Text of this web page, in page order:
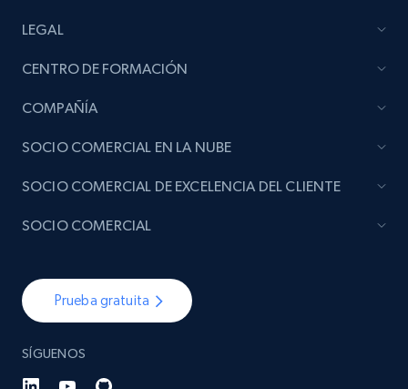
LEGAL
CENTRO DE FORMACIÓN
COMPAÑÍA
Prueba gratuita
SÍGUENOS
SOCIO COMERCIAL EN LA NUBE
SOCIO COMERCIAL DE EXCELENCIA DEL CLIENTE
SOCIO COMERCIAL